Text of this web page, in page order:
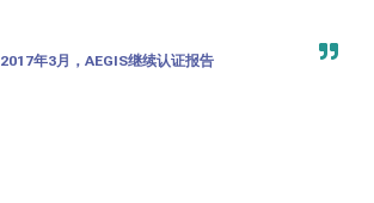
2017年3月，AEGIS继续认证报告